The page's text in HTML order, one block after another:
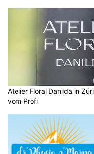
Atelier Floral Danilda in
vom Profi